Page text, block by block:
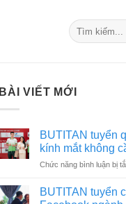
BÀI VIẾT MỚI
BUTITAN tuyển
kính mắt không
Chức năng bình luận bị
BUTITAN tuyển